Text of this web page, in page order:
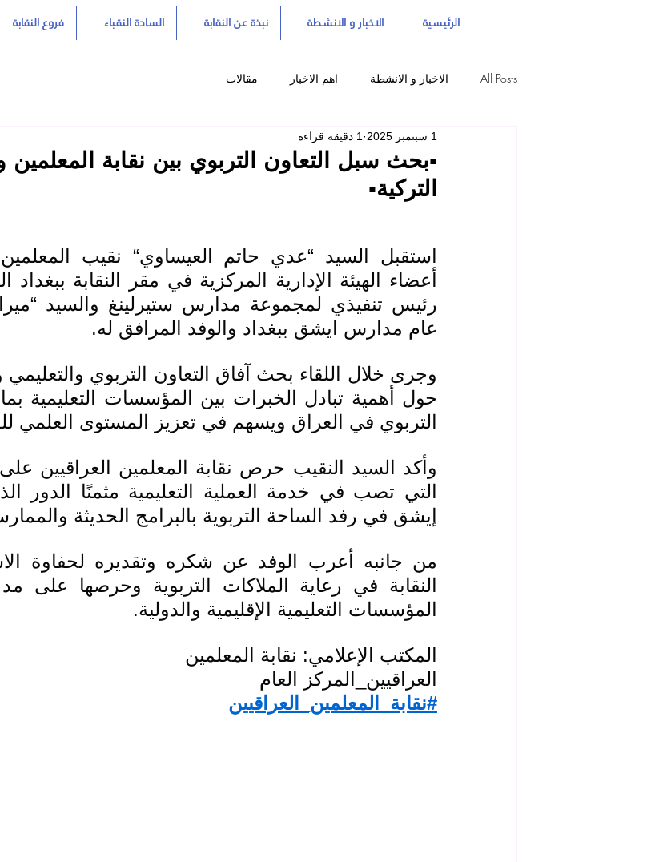
فروع النقابة السادة النقباء نبذة عن النقابة الاخبار و الانشطة الرئيسية
All Posts الاخبار و الانشطة اهم الاخبار مقالات
▪️بحث سبل التعاون التربوي بين نقابة
التركية▪️
1 سبتمبر 2025 1 دقيقة قراءة
عام مدارس ايشق ببغداد والوفد المرافق له.
التربوي في العراق ويسهم في تعزيز المستوى العلمي
إيشق في رفد الساحة التربوية بالبرامج الحديثة
المؤسسات التعليمية الإقليمية والدولية.
المكتب الإعلامي: نقابة المعلمين
العراقيين_المركز العام
#نقابة_المعلمين_العراقيين